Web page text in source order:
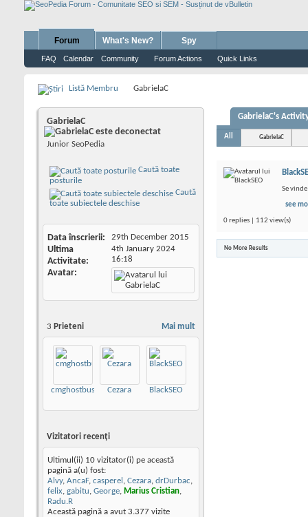
Forum
FAQ Calendar Community Forum Actions Quick Links
What's New? Spy
Listă Membru GabrielaC
GabrielaC
Junior SeoPedia
Caută toate
posturile
Caută
toate subiectele deschise
Data înscrierii 29th December 2015
Ultima
Activitate
4th January 2024
16:18
Avatar
Mai mult
3 Prieteni
cmghostbuster Cezara BlackSEO
Vizitatori recenţi
Ultimul(ii) 10 vizitator(i) pe această
pagină a(u) fost:
Alvy, AncaF, casperel , Cezara, drDurbac,
felix, gabitu, George, Marius Cristian,
Radu.R
Această pagină a avut 3.377 vizite
GabrielaC's
All GabrielaC
Se
see
0 replies | 112 view(s)
No More Results